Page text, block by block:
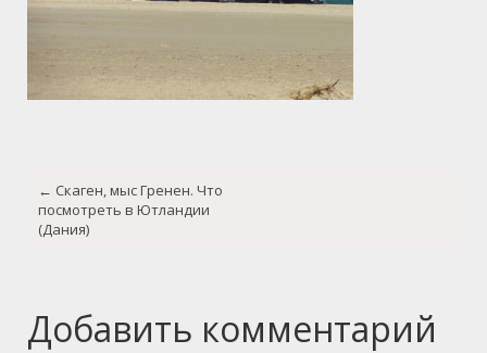
navigation
← Скаген, мыс Гренен. Что
посмотреть в Ютландии
(Дания)
Добавить комментарий